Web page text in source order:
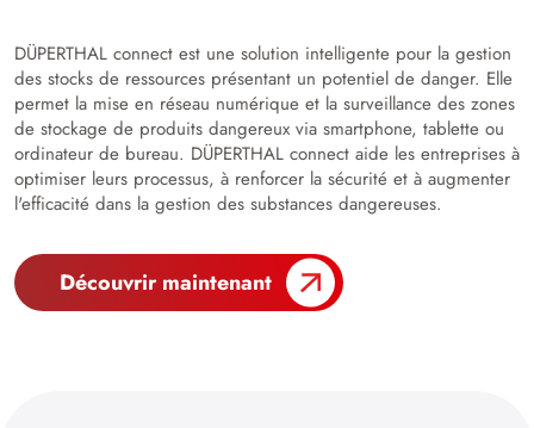
DÜPERTHAL connect est une solution intelligente pour la gestion
des stocks de ressources présentant un potentiel de danger. Elle
permet la mise en réseau numérique et la surveillance des zones
de stockage de produits dangereux via smartphone, tablette ou
ordinateur de bureau. DÜPERTHAL connect aide les entreprises à
optimiser leurs processus, à renforcer la sécurité et à augmenter
l'efficacité dans la gestion des substances dangereuses.
Découvrir maintenant